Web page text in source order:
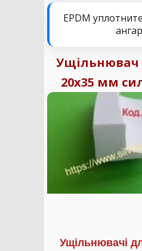
EPDM
Ущільнювач
20х35 мм
Ущільнювачі